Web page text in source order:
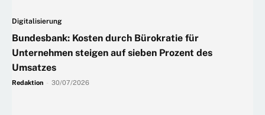
Digitalisierung
Bundesbank: Kosten durch Bürokratie für
Unternehmen steigen auf sieben Prozent des
Umsatzes
Redaktion 30/07/2026